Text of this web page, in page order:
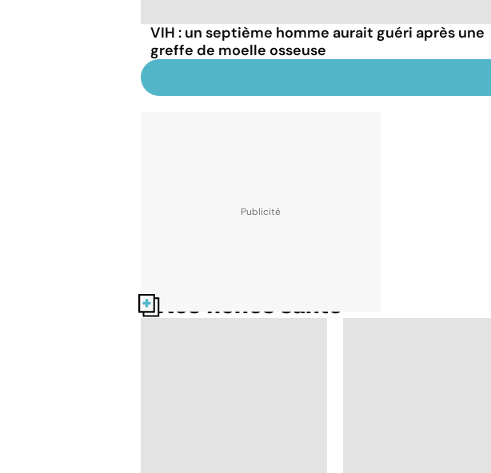
VIH : un septième homme aurait guéri après une
greffe de moelle osseuse
Nos fiches santé